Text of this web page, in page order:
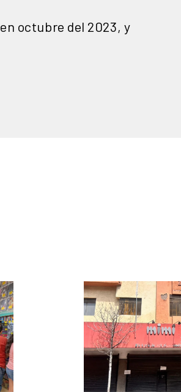
en octubre del 2023, y